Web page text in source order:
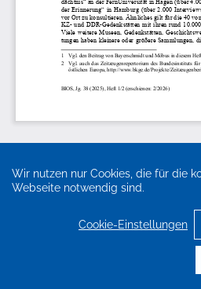
Wir nutzen nur Cookies, die für die
Webseite notwendig sind.
Cookie-Einstellungen